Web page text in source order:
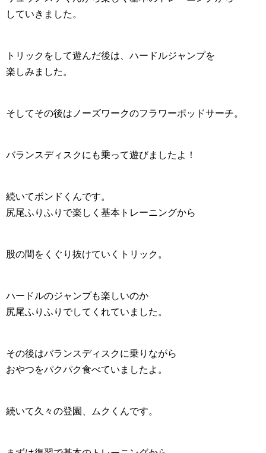
していきました。
トリックをして遊んだ後は、ハードルジャンプを
楽しみました。
そしてその後はノーズワークのフラワーポッドサーチ。
バランスディスクにも乗って遊びましたよ！
続いてボンドくんです。
尻尾ふりふりで楽しく基本トレーニングから
股の間をくぐり抜けていくトリック。
ハードルのジャンプも楽しいのか
尻尾ふりふりでしてくれていました。
その後はバランスディスクに乗りながら
おやつをパクパク食べていましたよ。
続いて久々の登園、ムクくんです。